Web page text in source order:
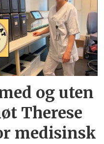
og uten
Therese
medisinsk